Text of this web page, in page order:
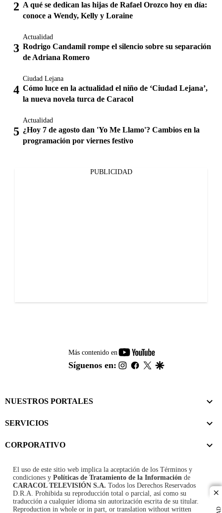
A qué se dedican las hijas de Rafael Orozco hoy en día:
conoce a Wendy, Kelly y Loraine
Actualidad
Rodrigo Candamil rompe el silencio sobre su separación
de Adriana Romero
Ciudad Lejana
Cómo luce en la actualidad el niño de ‘Ciudad Lejana’,
la nueva novela turca de Caracol
Actualidad
¿Hoy 7 de agosto dan 'Yo Me Llamo'? Cambios en la
programación por viernes festivo
PUBLICIDAD
Más contenido en
youtube-
footer
Síguenos en: instagram
facebook
twitter
NUESTROS PORTALES
SERVICIOS
CORPORATIVO
El uso de este sitio web implica la aceptación de los Términos y
condiciones y Políticas de Tratamiento de la Información de
CARACOL TELEVISIÓN S.A. Todos los Derechos Reservados
D.R.A. Prohibida su reproducción total o parcial, así como su
traducción a cualquier idioma sin autorización escrita de su titular.
Reproduction in whole or in part, or translation without written